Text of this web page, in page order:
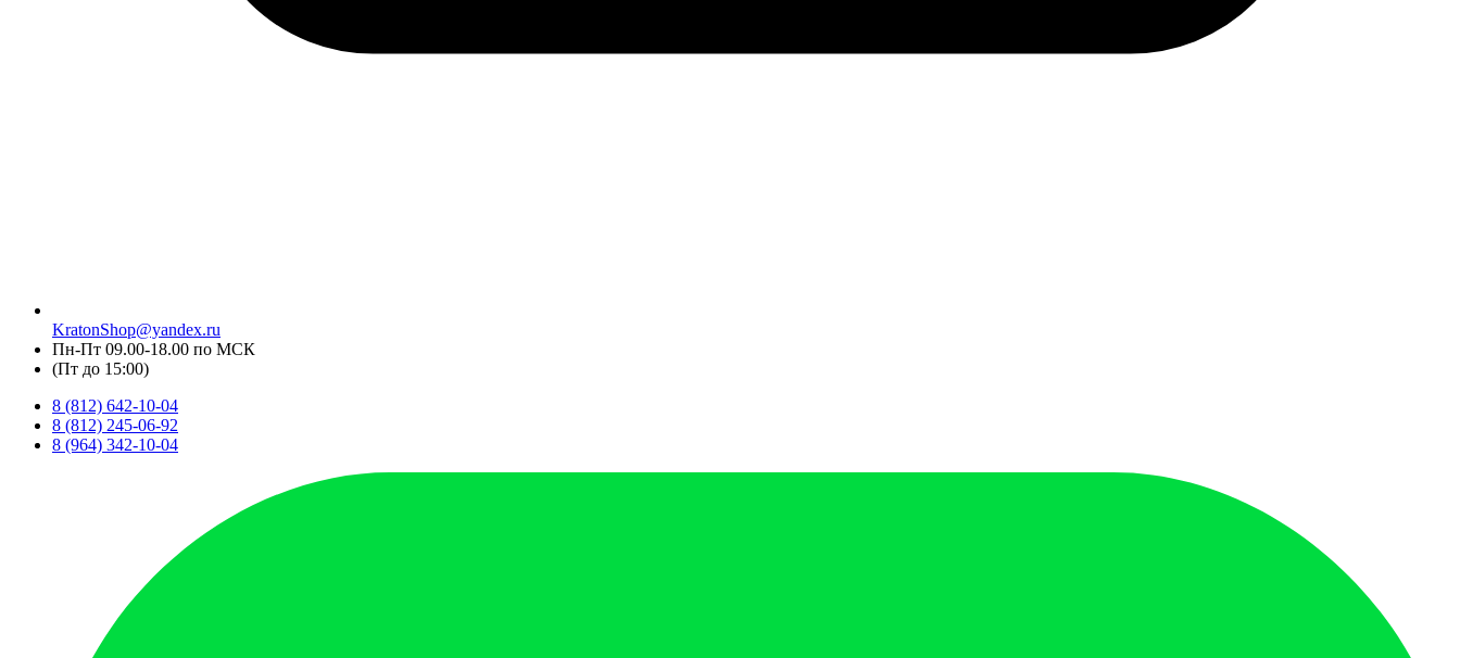
KratonShop@yandex.ru
Пн-Пт 09.00-18.00 по МСК
(Пт до 15:00)
8 (812) 642-10-04
8 (812) 245-06-92
8 (964) 342-10-04